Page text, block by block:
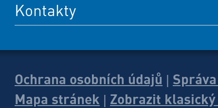
Kontakty
Ochrana osobních údajů
Mapa stránek
Zobrazit